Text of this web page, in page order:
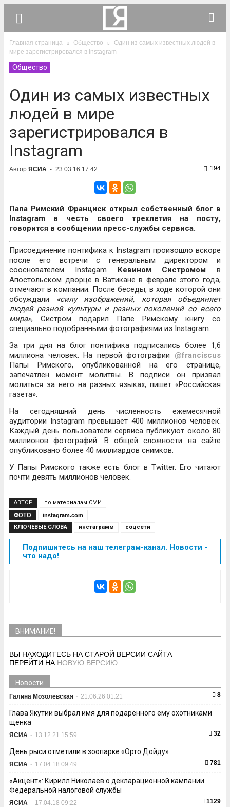
Главная страница Общество
Один из самых известных людей в
мире зарегистрировался в Instagram
Общество
Один из самых известных
людей в мире
зарегистрировался в
Instagram
Автор ЯСИА - 23.03.16 17:42 194
Папа Римский Франциск открыл собственный блог в
Instagram в честь своего трехлетия на посту,
говорится в сообщении пресс-службы сервиса.
Присоединение понтифика к Instagram произошло вскоре
после его встречи с генеральным директором и
сооснователем Instagam Кевином Систромом в
Апостольском дворце в Ватикане в феврале этого года,
отмечают в компании. После беседы, в ходе которой они
обсуждали
«силу изображений, которая объединяет
людей разной культуры и разных поколений со всего
мира», Систром подарил Папе Римскому книгу со
специально подобранными фотографиями из Instagram.
За три дня на блог понтифика подписались более 1,6
миллиона человек. На первой фотографии @franciscus
Папы Римского, опубликованной на его странице,
запечатлен момент молитвы. В подписи он призвал
молиться за него на разных языках, пишет «Российская
газета».
На сегодняшний день численность ежемесячной
аудитории Instagram превышает 400 миллионов человек.
Каждый день пользователи сервиса публикуют около 80
миллионов фотографий. В общей сложности на сайте
опубликовано более 40 миллиардов снимков.
У Папы Римского также есть блог в Twitter. Его читают
почти девять миллионов человек.
АВТОР по материалам СМИ
ФОТО instagram.com
КЛЮЧЕВЫЕ СЛОВА инстаграмм соцсети
Подпишитесь на наш телеграм-канал. Новости -
что надо!
ВНИМАНИЕ!
ВЫ НАХОДИТЕСЬ НА СТАРОЙ ВЕРСИИ САЙТА
ПЕРЕЙТИ НА НОВУЮ ВЕРСИЮ
Новости
Галина Мозолевская - 21.06.26 01:21 8
Глава Якутии выбрал имя для подаренного ему охотниками
щенка
ЯСИА - 13.12.21 15:59 32
День рыси отметили в зоопарке «Орто Дойду»
ЯСИА - 17.04.18 09:49 781
«Акцент»: Кирилл Николаев о декларационной кампании
Федеральной налоговой службы
ЯСИА - 17.04.18 09:22 1129